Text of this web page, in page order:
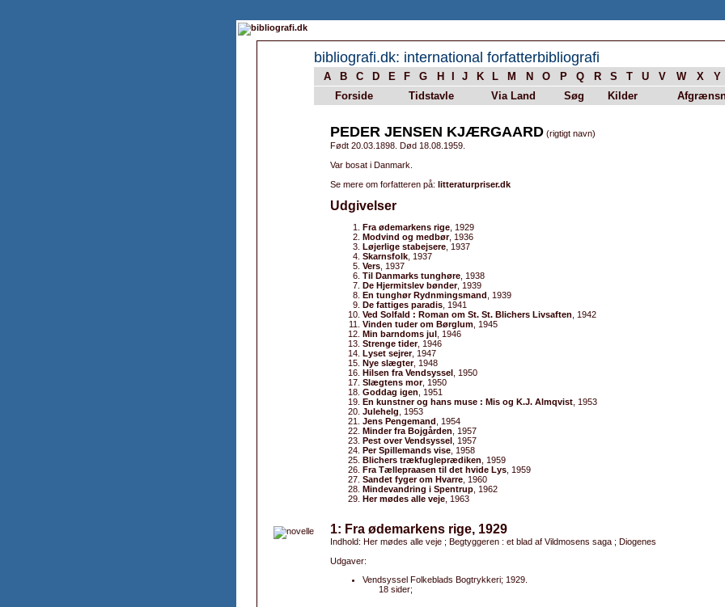
bibliografi.dk: international forfatterbibliografi
A B C D E F G H J K L M N O P Q R S T U V W X Y
Forside
Tidstavle Via Land Søg Kilder
PEDER JENSEN KJÆRGAARD (rigtigt navn)
Født 20.03.1898. Død 18.08.1959.
Var bosat i Danmark.
Se mere om forfatteren på: litteraturpriser.dk
Udgivelser
Fra ødemarkens rige , 1929
Modvind og medbør, 1936
Løjerlige stabejsere , 1937
Skarnsfolk , 1937
Vers , 1937
Til Danmarks tunghøre , 1938
De Hjermitslev bønder, 1939
En tunghør Rydnmingsmand , 1939
De fattiges paradis , 1941
Ved Solfald : Roman om St. St. Blichers Livsaften , 1942
Vinden tuder om Børglum , 1945
Min barndoms jul , 1946
Strenge tider, 1946
Lyset sejrer, 1947
Nye slægter, 1948
Hilsen fra Vendsyssel , 1950
Slægtens mor, 1950
Goddag igen , 1951
En kunstner og hans muse : Mis og K.J. Almqvist , 1953
Julehelg , 1953
Jens Pengemand , 1954
Minder fra Bojgården , 1957
Pest over Vendsyssel , 1957
Per Spillemands vise , 1958
Blichers trækfugleprædiken , 1959
Fra Tællepraasen til det hvide Lys , 1959
Sandet fyger om Hvarre , 1960
Mindevandring i Spentrup , 1962
Her mødes alle veje , 1963
1: Fra ødemarkens rige, 1929
Indhold: Her mødes alle veje ; Begtyggeren : et blad af Vildmosens saga ; Diogenes
Udgaver:
Vendsyssel Folkeblads Bogtrykkeri; 1929.
18 sider;